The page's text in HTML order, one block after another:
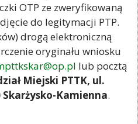
OTP ze zweryfikowaną
do legitymacji PTP.
drogą elektroniczną
oryginału wniosku
lub pocztą
Miejski PTTK, ul.
Skarżysko-Kamienna.